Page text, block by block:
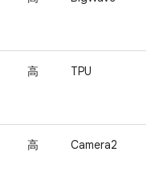
高 TPU
高 Camera2